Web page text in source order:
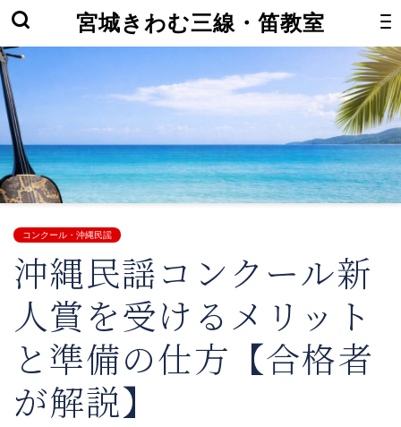
宮城きわむ三線・笛教室
コンクール・沖縄民謡
沖縄民謡コンクール新
人賞を受けるメリット
と準備の仕方【合格者
が解説】